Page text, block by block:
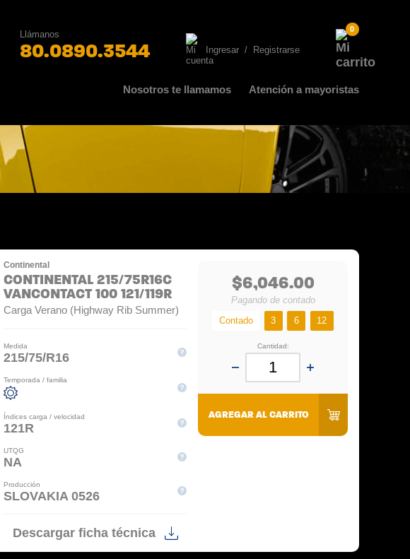
Llámanos
80.0890.3544 Ingresar / Registrarse
0
Nosotros te llamamos Atención a mayoristas
Continental
CONTINENTAL 215/75R16C
VANCONTACT 100 121/119R
Carga Verano (Highway Rib Summer)
Medida
215/75/R16
Temporada / familia
Índices carga / velocidad
121R
UTQG
NA
Producción
SLOVAKIA 0526
Descargar ficha técnica
$6,046.00
Pagando de contado
Contado
3 6 12
Cantidad:
AGREGAR AL CARRITO